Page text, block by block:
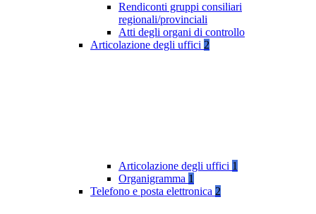
Rendiconti gruppi consiliari
regionali/provinciali
Atti degli organi di controllo
Articolazione degli uffici 2
Articolazione degli uffici 1
Organigramma 1
Telefono e posta elettronica 2